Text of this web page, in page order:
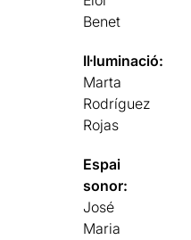
Benet
Il·luminació:
Marta
Rodríguez
Rojas
Espai
sonor:
José
Maria